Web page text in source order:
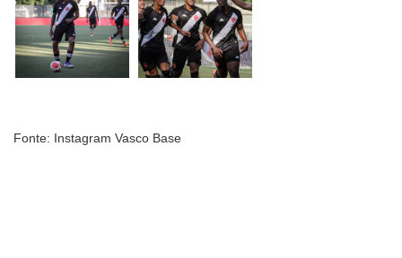
Fonte: Instagram Vasco Base